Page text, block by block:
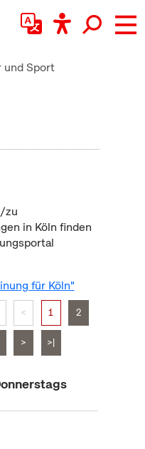
und Sport
zu
in Köln finden
für Köln"
< 1 2
> >|